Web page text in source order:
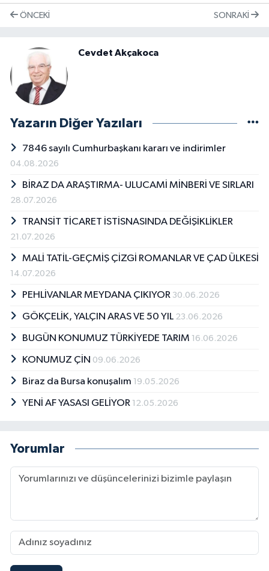
ÖNCEKI SONRAKI
Cevdet Akçakoca
Yazarın Diğer Yazıları
7846 sayılı Cumhurbaşkanı kararı ve indirimler
04.08.2026
BİRAZ DA ARAŞTIRMA- ULUCAMİ MİNBERİ VE SIRLARI
28.07.2026
TRANSİT TİCARET İSTİSNASINDA DEĞİŞİKLİKLER
21.07.2026
MALİ TATİL-GEÇMİŞ ÇİZGİ ROMANLAR VE ÇAD ÜLKESİ
14.07.2026
PEHLİVANLAR MEYDANA ÇIKIYOR 30.06.2026
GÖKÇELİK, YALÇIN ARAS VE 50 YIL 23.06.2026
BUGÜN KONUMUZ TÜRKİYEDE TARIM 16.06.2026
KONUMUZ ÇİN 09.06.2026
Biraz da Bursa konuşalım 19.05.2026
YENİ AF YASASI GELİYOR 12.05.2026
Yorumlar